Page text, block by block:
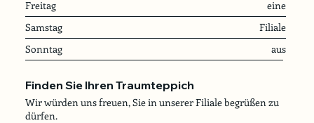
Freitag
eine
Samstag
Filiale
Sonntag
aus
Finden Sie Ihren Traumteppich
Wir würden uns freuen, Sie in unserer Filiale begrüßen zu
dürfen.